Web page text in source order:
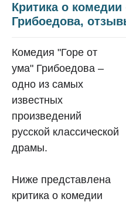
Критика о комедии
Грибоедова,
Комедия "Горе от
ума" Грибоедова –
одно из самых
известных
произведений
русской классической
драмы.
Ниже представлена
критика о комедии